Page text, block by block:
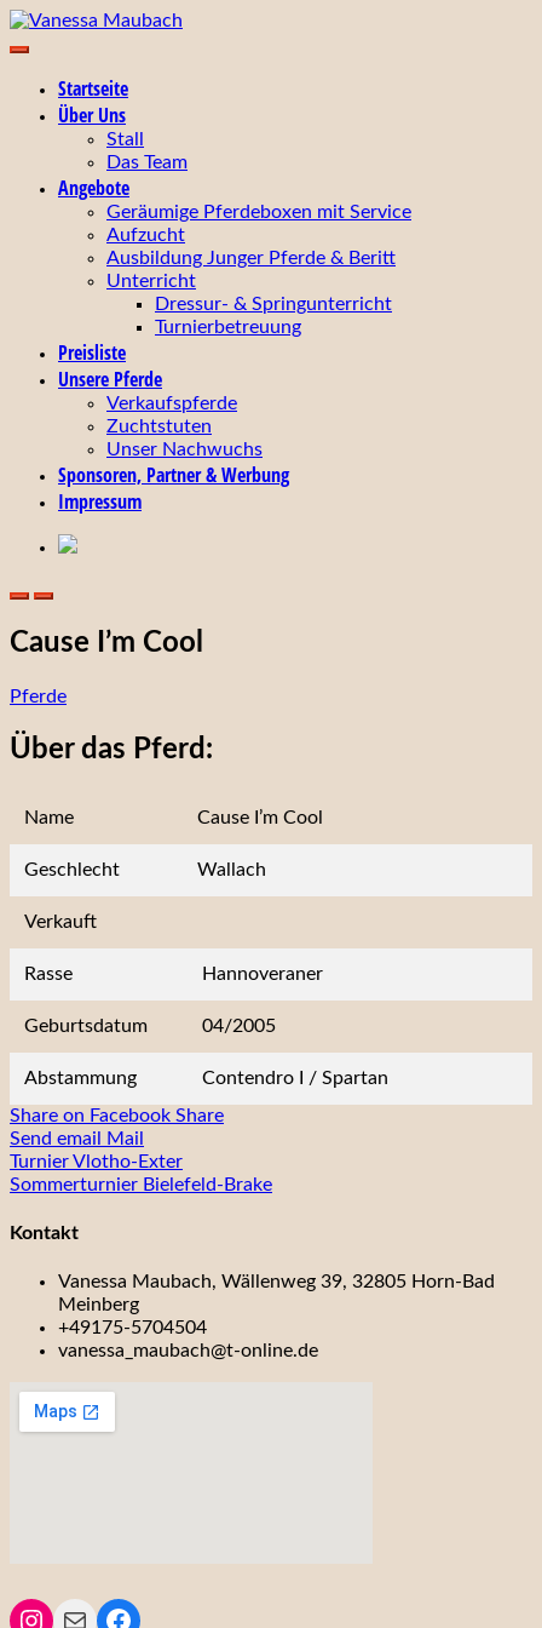
Zum
Inhalt
Vanessa Maubach
Turniervorstellung und Verkauf von Pferden!
Startseite
Über Uns
Stall
Das Team
Angebote
Geräumige Pferdeboxen mit Service
Aufzucht
Ausbildung Junger Pferde & Beritt
Unterricht
Dressur- & Springunterricht
Turnierbetreuung
Preisliste
Unsere Pferde
Verkaufspferde
Zuchtstuten
Unser Nachwuchs
Sponsoren, Partner & Werbung
Impressum
Cause I’m Cool
Pferde
Über das Pferd:
Name Cause I’m Cool
Geschlecht Wallach
Verkauft
Rasse Hannoveraner
Geburtsdatum 04/2005
Abstammung
Contendro I / Spartan
Share on Facebook Share
Send email
Mail
Beitragsnavigation
Turnier Vlotho-Exter
Sommerturnier Bielefeld-Brake
Kontakt
Vanessa Maubach, Wällenweg 39, 32805 Horn-Bad
Meinberg
+49175-5704504
vanessa_maubach@t-online.de
Instagram
MailFacebook